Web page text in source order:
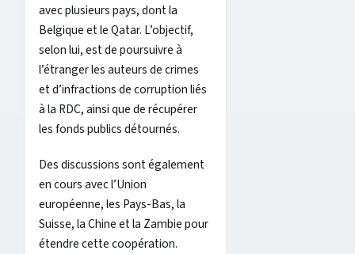
avec plusieurs pays, dont la
Belgique et le Qatar. L’objectif,
selon lui, est de poursuivre à
l’étranger les auteurs de crimes
et d’infractions de corruption liés
à la RDC, ainsi que de récupérer
les fonds publics détournés.
Des discussions sont également
en cours avec l’Union
européenne, les Pays-Bas, la
Suisse, la Chine et la Zambie pour
étendre cette coopération.